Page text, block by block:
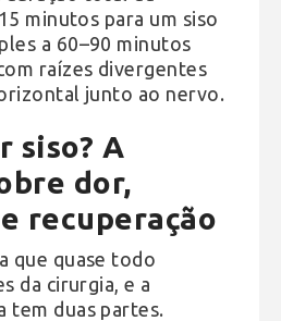
minutos para um siso
a 60–90 minutos
raízes divergentes
junto ao nervo.
siso? A
dor,
recuperação
que quase todo
da cirurgia, e a
tem duas partes.